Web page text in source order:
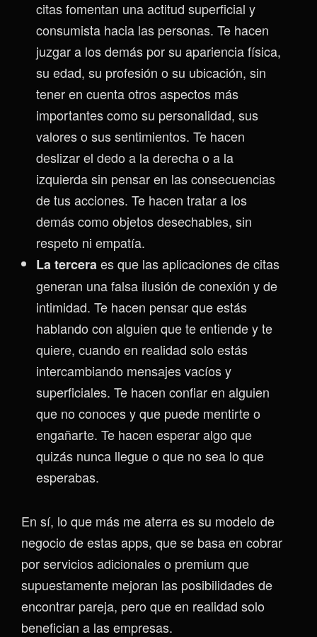
citas fomentan una actitud superficial y
consumista hacia las personas. Te hacen
juzgar a los demás por su apariencia física,
su edad, su profesión o su ubicación, sin
tener en cuenta otros aspectos más
importantes como su personalidad, sus
valores o sus sentimientos. Te hacen
deslizar el dedo a la derecha o a la
izquierda sin pensar en las consecuencias
de tus acciones. Te hacen tratar a los
demás como objetos desechables, sin
respeto ni empatía.
La terceraes que las aplicaciones de citas
generan una falsa ilusión de conexión y de
intimidad. Te hacen pensar que estás
hablando con alguien que te entiende y te
quiere, cuando en realidad solo estás
intercambiando mensajes vacíos y
superficiales. Te hacen confiar en alguien
que no conoces y que puede mentirte o
engañarte. Te hacen esperar algo que
quizás nunca llegue o que no sea lo que
esperabas.
En sí, lo que más me aterra es su modelo de
negocio de estas apps, que se basa en cobrar
por servicios adicionales o premium que
supuestamente mejoran las posibilidades de
encontrar pareja, pero que en realidad solo
benefician a las empresas.